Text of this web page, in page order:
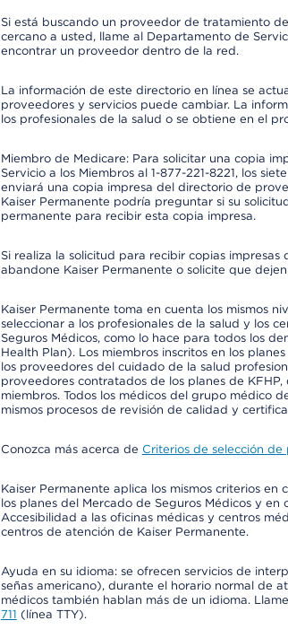
Si está buscando un proveedor de tratamiento
cercano a usted, llame al Departamento de
encontrar un proveedor dentro de la red.
La información de este directorio en línea se
proveedores y servicios puede cambiar. La
los profesionales de la salud o se obtiene en el
Miembro de Medicare: Para solicitar una copia
Servicio a los Miembros al 1-877-221-8221, los
enviará una copia impresa del directorio de
Kaiser Permanente podría preguntar si su
permanente para recibir esta copia impresa.
Si realiza la solicitud para recibir copias
abandone Kaiser Permanente o solicite que
Kaiser Permanente toma en cuenta los mismos
seleccionar a los profesionales de la salud y los
Seguros Médicos, como lo hace para todos los
Health Plan). Los miembros inscritos en los
los proveedores del cuidado de la salud
proveedores contratados de los planes de
miembros. Todos los médicos del grupo médico
mismos procesos de revisión de calidad y
Conozca más acerca de Criterios de selección
Kaiser Permanente aplica los mismos criterios
los planes del Mercado de Seguros Médicos y
Accesibilidad a las oficinas médicas y centros
centros de atención de Kaiser Permanente.
Ayuda en su idioma: se ofrecen servicios de
señas americano), durante el horario normal de
médicos también hablan más de un idioma.
711 (línea TTY).